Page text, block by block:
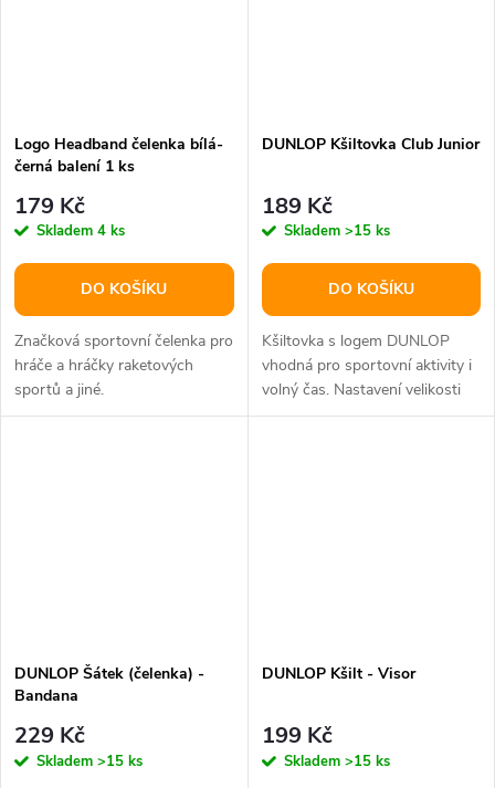
Logo Headband čelenka bílá-
černá balení 1 ks
179 Kč
Skladem 4 ks
DO KOŠÍKU
Značková sportovní čelenka pro
hráče a hráčky raketových
sportů a jiné.
DUNLOP Kšiltovka Club Junior
189 Kč
Skladem >15 ks
DO KOŠÍKU
Kšiltovka s logem DUNLOP
vhodná pro sportovní aktivity i
volný čas. Nastavení velikosti
vzadu páskem straback, uvnitř...
DUNLOP Šátek (čelenka) -
Bandana
229 Kč
Skladem >15 ks
DUNLOP Kšilt - Visor
199 Kč
Skladem >15 ks